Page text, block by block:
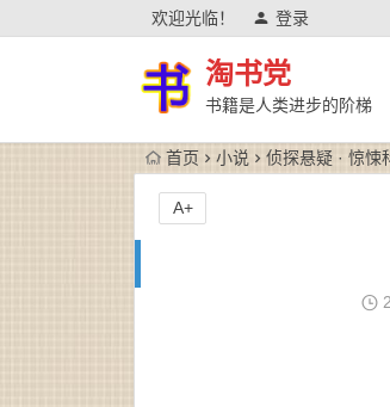
欢迎光临！ 登录
淘书党
书籍是人类进步的阶梯
首页 小说 侦探悬疑 · 惊悚
A+